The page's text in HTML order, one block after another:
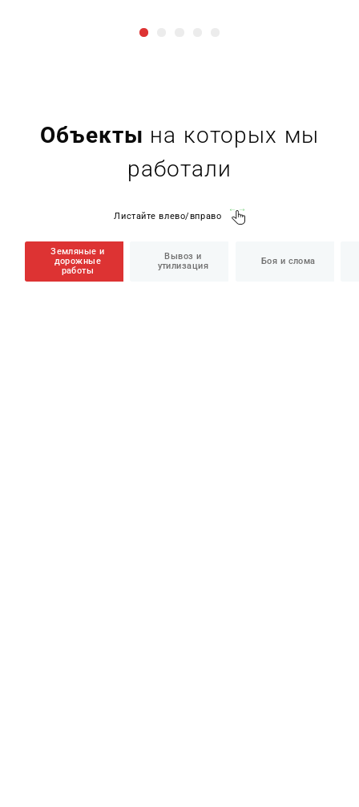
Объекты на которых мы
работали
Листайте влево/вправо
Земляные и
дорожные
работы
Вывоз и
утилизация
Боя и слома